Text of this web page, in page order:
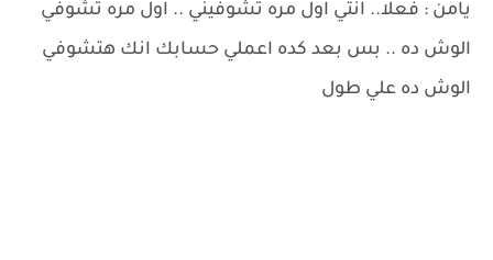
يامن : فعلا.. انتي اول مره تشوفيني .. اول مره تشوفي
الوش ده .. بس بعد كده اعملي حسابك انك هتشوفي
الوش ده علي طول